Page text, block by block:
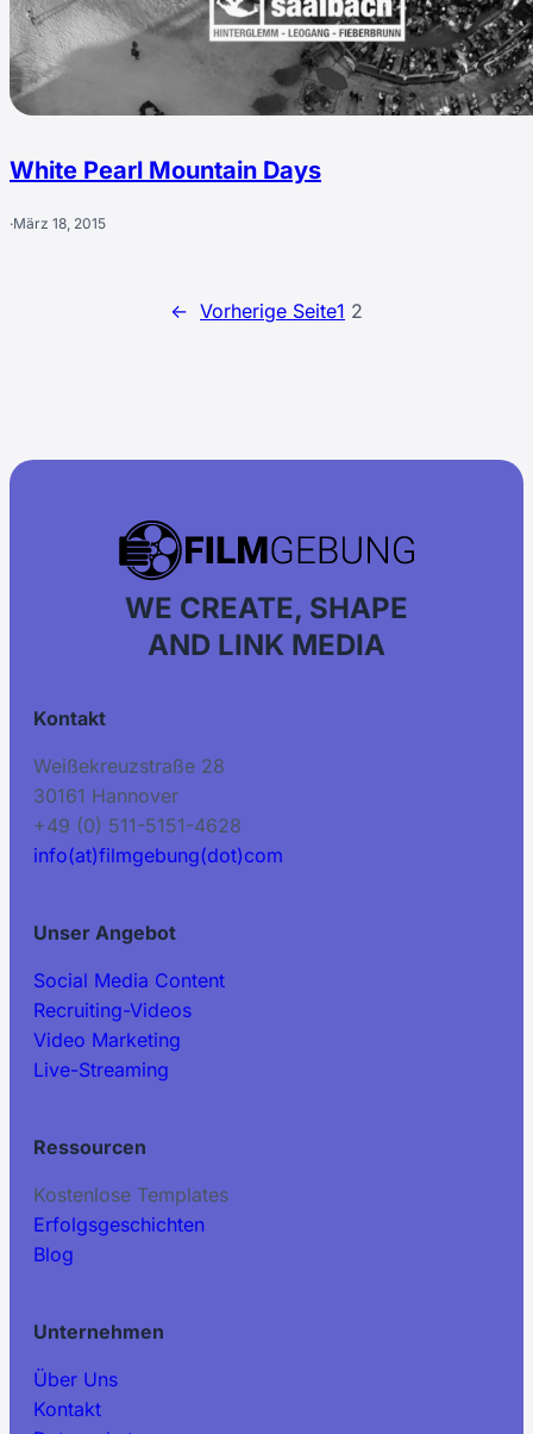
White Pearl Mountain Days
·März 18, 2015
← Vorherige Seite1 2
WE CREATE, SHAPE
AND LINK MEDIA
Kontakt
Weißekreuzstraße 28
30161 Hannover
+49 (0) 511-5151-4628
info(at)filmgebung(dot)com
Unser Angebot
Social Media Content
Recruiting-Videos
Video Marketing
Live-Streaming
Ressourcen
Kostenlose Templates
Erfolgsgeschichten
Blog
Unternehmen
Über Uns
Kontakt